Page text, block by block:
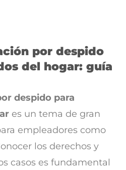
por despido
del hogar: guía
despido para
es un tema de gran
empleadores como
los derechos y
casos es fundamental